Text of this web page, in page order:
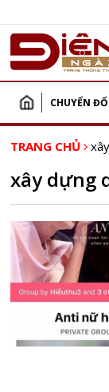
CHUYỂN
TRANG CHỦ
xây dựng